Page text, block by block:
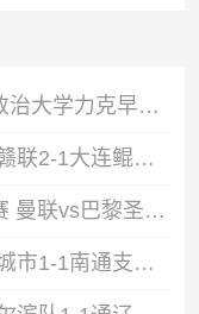
2026年08月08日 进决赛！政治大学力克早稻田大学 谢昀达26+6 波波卡22+15+7
2026年08月08日 中甲-定南赣联2-1大连鲲城 达西埃尔两分钟两球
2026年08月08日 足球友谊赛 曼联vs巴黎圣日耳曼 进球
2026年08月08日 中甲-南京城市1-1南通支云5轮不胜 冈萨雷斯建功董洪麟破门救主